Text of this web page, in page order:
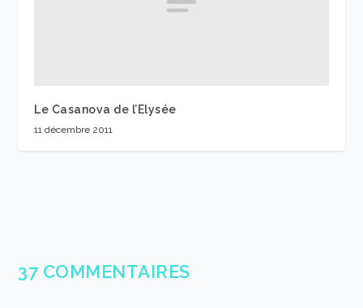
Le Casanova de l’Elysée
11 décembre 2011
37 COMMENTAIRES